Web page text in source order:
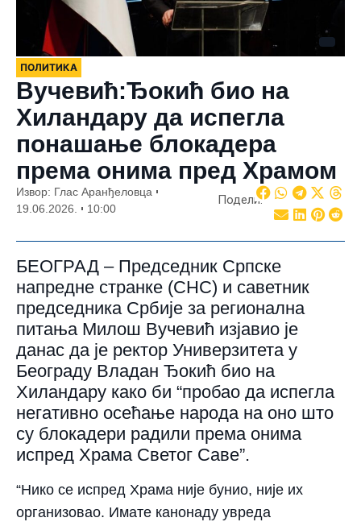
ПОЛИТИКА
Вучевић:Ђокић био на
Хиландару да испегла
понашање блокадера
према онима пред Храмом
Извор: Глас Аранђеловца
19.06.2026.
10:00
Подели:
БЕОГРАД – Председник Српске
напредне странке (СНС) и саветник
председника Србије за регионална
питања Милош Вучевић изјавио је
данас да је ректор Универзитета у
Београду Владан Ђокић био на
Хиландару како би “пробао да испегла
негативно осећање народа на оно што
су блокадери радили према онима
испред Храма Светог Саве”.
“Нико се испред Храма није бунио, није их
организовао. Имате канонаду увреда